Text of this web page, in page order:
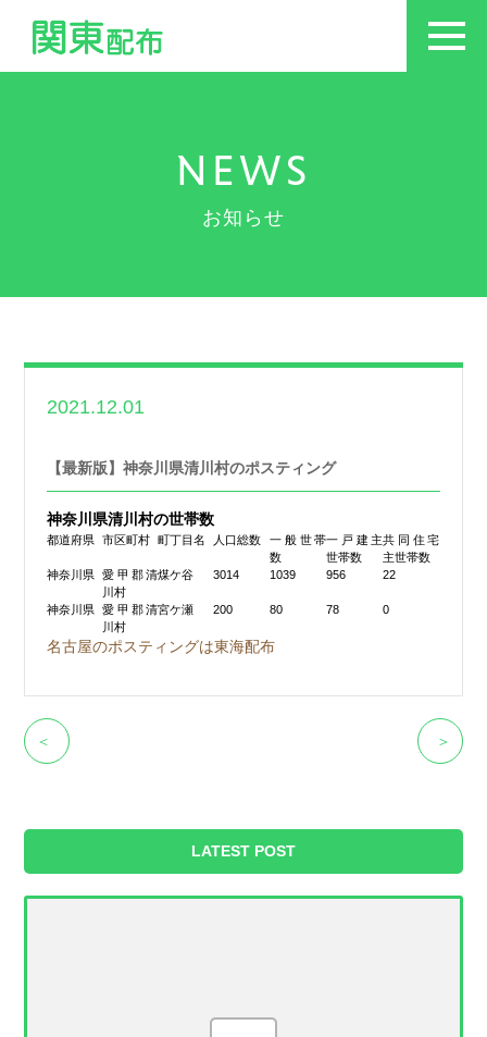
NEWS
お知らせ
2021.12.01
【最新版】神奈川県清川村のポスティング
神奈川県清川村の世帯数
都道府県 市区町村 町丁目名 人口総数
一般世帯
数
一戸建主
世帯数
共同住宅
主世帯数
神奈川県
愛甲郡清
川村
煤ケ谷 3014 1039 956 22
神奈川県
愛甲郡清
川村
宮ケ瀬 200 80 78 0
名古屋のポスティングは東海配布
＞
＜
LATEST POST